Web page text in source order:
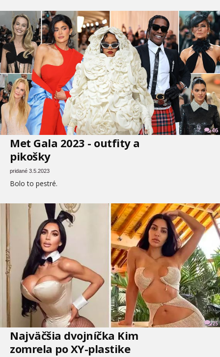
46
Met Gala 2023 - outfity a
pikošky
pridané 3.5.2023
Bolo to pestré.
25
Najväčšia dvojníčka Kim
zomrela po XY-plastike